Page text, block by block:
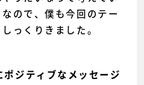
ので、僕も今回のテー
っくりきました。
ポジティブなメッセージ